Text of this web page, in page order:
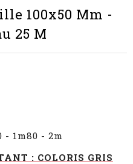
100x50 Mm -
25 M
- 1m80 - 2m
: COLORIS GRIS